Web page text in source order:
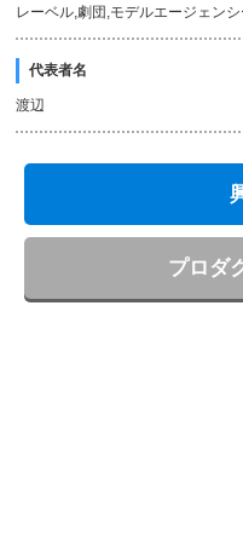
レーベル,劇団,モデルエージェン
代表者名
渡辺
プロダ